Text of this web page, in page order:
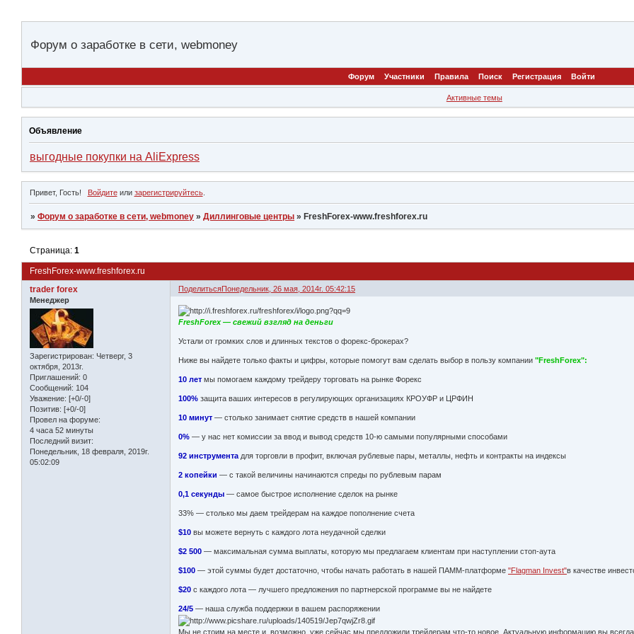
Форум о заработке в сети, webmoney
Форум Участники Правила Поиск Регистрация Войти
Активные темы
Объявление
выгодные покупки на AliExpress
Привет, Гость! Войдитеили зарегистрируйтесь.
»Форум о заработке в сети, webmoney »Диллинговые центры » FreshForex-www.freshforex.ru
FreshForex-www.freshforex.ru
Страница:1
ПоделитьсяПонедельник, 26 мая, 2014г. 05:42:15
trader forex
Менеджер
Зарегистрирован: Четверг, 3
октября, 2013г.
Приглашений: 0
Сообщений: 104
Уважение: [+0/-0]
Позитив: [+0/-0]
Провел на форуме:
4 часа 52 минуты
Последний визит:
Понедельник, 18 февраля, 2019г.
05:02:09
FreshForex — свежий взгляд на деньги
Устали от громких слов и длинных текстов о форекс-брокерах?
Ниже вы найдете только факты и цифры, которые помогут вам сделать выбор в пользу компании"FreshForex":
10 лет мы помогаем каждому трейдеру торговать на рынке Форекс
100% защита ваших интересов в регулирующих организациях КРОУФР и ЦРФИН
10 минут — столько занимает снятие средств в нашей компании
0%— у нас нет комиссии за ввод и вывод средств 10-ю самыми популярными способами
92 инструмента для торговли в профит, включая рублевые пары, металлы, нефть и контракты на индексы
2 копейки — с такой величины начинаются спреды по рублевым парам
0,1 секунды — самое быстрое исполнение сделок на рынке
33% — столько мы даем трейдерам на каждое пополнение счета
$10 вы можете вернуть с каждого лота неудачной сделки
$2 500 — максимальная сумма выплаты, которую мы предлагаем клиентам при наступлении стоп-аута
$100 — этой суммы будет достаточно, чтобы начать работать в нашей ПАММ-платформе"Flagman Invest"в качестве
$20 с каждого лота — лучшего предложения по партнерской программе вы не найдете
24/5 — наша служба поддержки в вашем распоряжении
Мы не стоим на месте и, возможно, уже сейчас мы предложили трейдерам что-то новое. Актуальную информацию вы